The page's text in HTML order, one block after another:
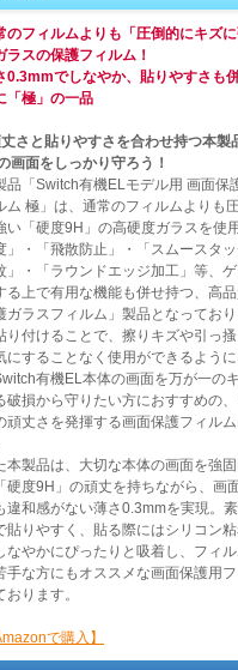
のフィルムよりも「圧倒的にキズ
ラスの保護フィルム！
0.3mmでしなやか、貼りやすさも
「極」の一品
さと貼りやすさを合わせ持つ本製
画面をしっかり守ろう！
品「Switch有機ELモデル用 画面保
ム 極」は、通常のフィルムよりも
い「硬度9H」の高硬度ガラスを使
」・「飛散防止」・「スムースタ
」・「ラウンドエッジ加工」等、
る上で有用な機能も併せ持つ、高
ガラスフィルム」製品となってお
り付けることで、擦りキズや引っ
にすることなく使用ができるよう
有機EL本体の画面を万が一の
破損から守りたい方におすすめの
頑丈さを発揮する画面保護フィルム
本製品は、大切な本体の画面を強
硬度9H」の頑丈を持ちながら、画
違和感がない薄さ0.3mmを実現。
貼りやすく、貼る際にはシリコン
なやかにぴったりと吸着し、フィ
手な方にもオススメな画面保護用
おります。
で購入】